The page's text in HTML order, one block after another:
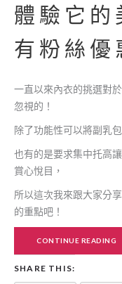
體驗它的
有粉絲優
一直以來內衣的挑選對
忽視的！
除了功能性可以將副乳包
也有的是要求集中托高
賞心悅目，
所以這次我來跟大家分
的重點吧！
CONTINUE READING
SHARE THIS: